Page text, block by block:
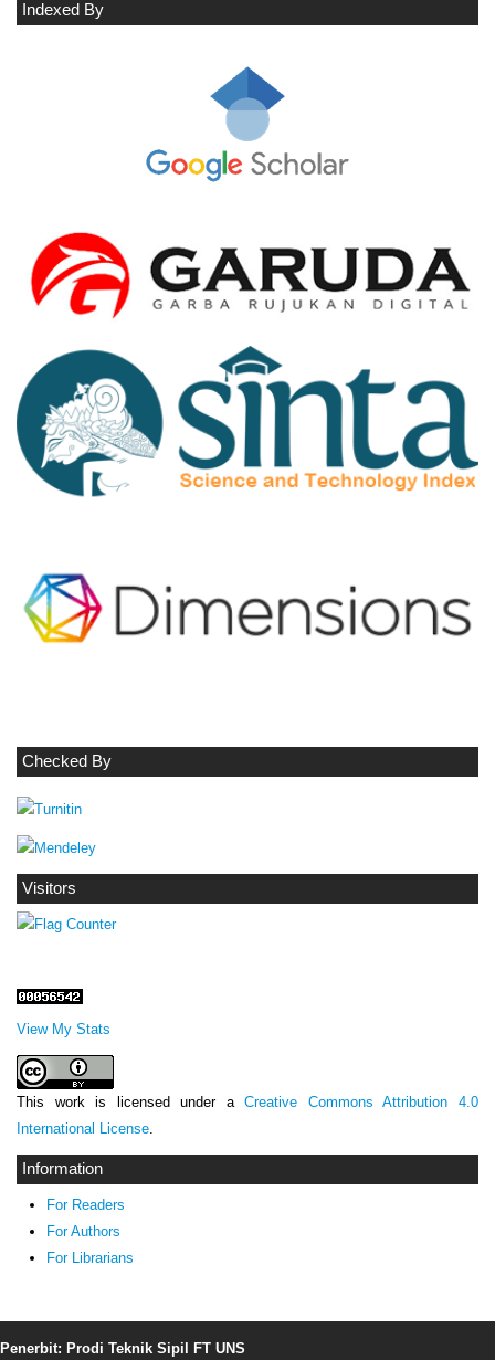
Indexed By
Checked By
Visitors
View My Stats
This work is licensed under aCreative Commons Attribution 4.0
International License.
Information
For Readers
For Authors
For Librarians
Penerbit: Prodi Teknik Sipil FT UNS